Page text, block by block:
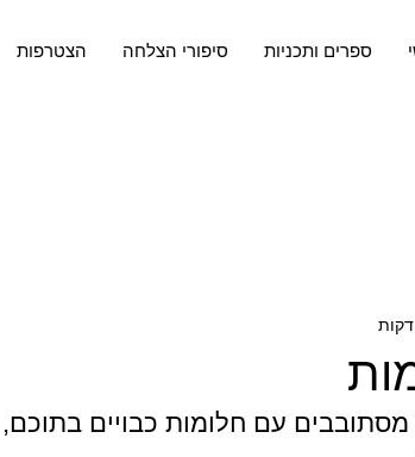
הצטרפות סיפורי הצלחה ספרים ותכניות
עם חלומות כבויים בתוכם,